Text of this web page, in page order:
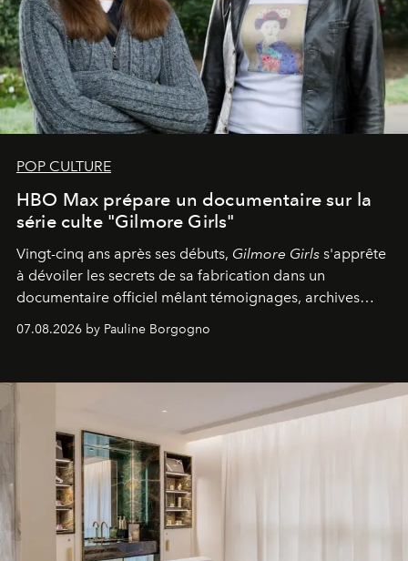
POP CULTURE
HBO Max prépare un documentaire sur la
série culte "Gilmore Girls"
Vingt-cinq ans après ses débuts, Gilmore Girls s'apprête
à dévoiler les secrets de sa fabrication dans un
documentaire officiel mêlant témoignages, archives
générationnel.
07.08.2026 by Pauline Borgogno